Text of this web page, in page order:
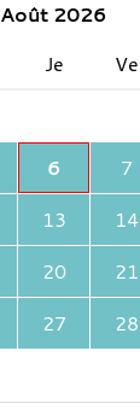
Août 2026
Je Ve
6 7
13 14
20 21
27 28